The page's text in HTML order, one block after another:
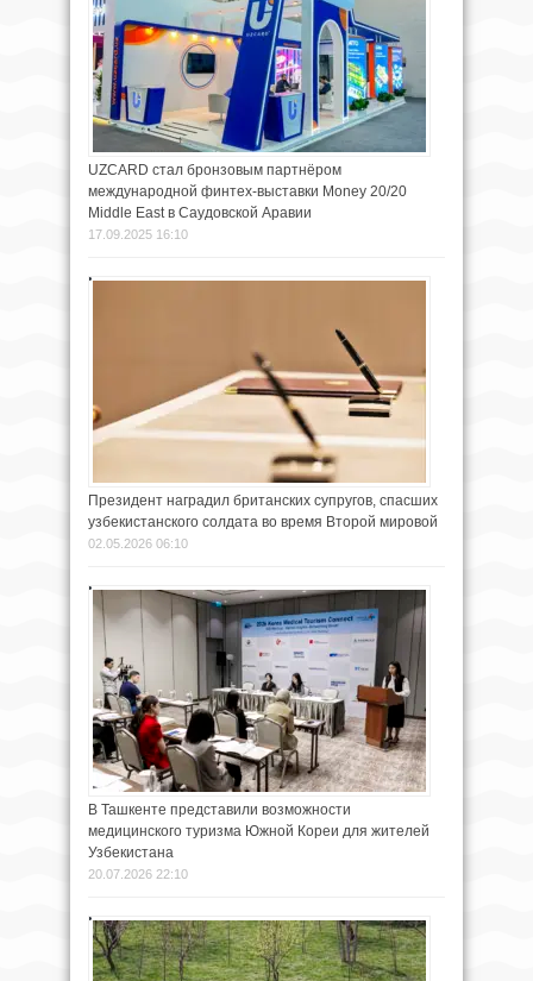
UZCARD стал бронзовым партнёром
международной финтех-выставки Money 20/20
Middle East в Саудовской Аравии
17.09.2025 16:10
Президент наградил британских супругов, спасших
узбекистанского солдата во время Второй мировой
02.05.2026 06:10
В Ташкенте представили возможности
медицинского туризма Южной Кореи для жителей
Узбекистана
20.07.2026 22:10